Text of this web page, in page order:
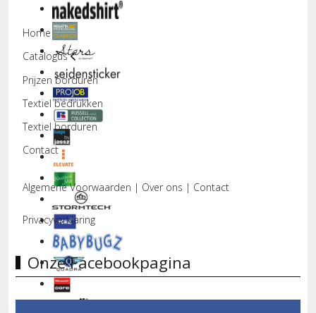
Home
Catalogus
Prijzen borduren
Textiel bedrukken
Textiel borduren
Contact
Algemene Voorwaarden | Over ons | Contact
Privacyverklaring
Onze Facebookpagina